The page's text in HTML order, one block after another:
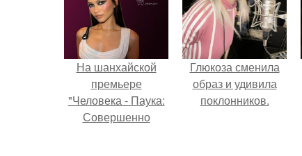
На шанхайской
премьере
"Человека - Паука:
Совершенно
Глюкоза сменила
образ и удивила
поклонников.